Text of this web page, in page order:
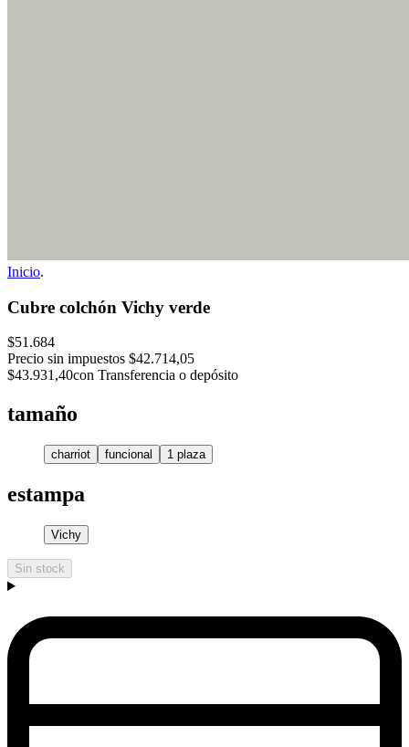
Inicio.
Cubre colchón Vichy verde
$51.684
Precio sin impuestos $42.714,05
$43.931,40con Transferencia o depósito
tamaño
charriot funcional 1 plaza
estampa
Vichy
Sin stock